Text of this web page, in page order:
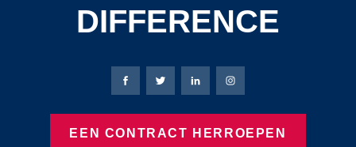
DIFFERENCE
Bierbaum-Proenen Facebook-pagina
Bierbaum-Proenen X-pagina
Bierbaum-Proenen
Bierbaum-Proenen
EEN CONTRACT HERROEPEN